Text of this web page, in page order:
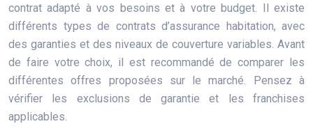
contrat adapté à vos besoins et à votre budget. Il existe
différents types de contrats d’assurance habitation, avec
des garanties et des niveaux de couverture variables. Avant
de faire votre choix, il est recommandé de comparer les
différentes offres proposées sur le marché. Pensez à
vérifier les exclusions de garantie et les franchises
applicables.